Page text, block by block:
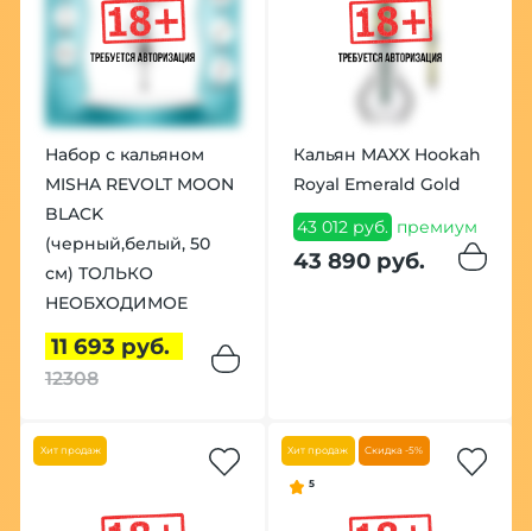
Набор с кальяном
MISHA REVOLT MOON
BLACK
(черный,белый, 50
см) ТОЛЬКО
НЕОБХОДИМОЕ
11 693 руб.
12308
Кальян MAXX Hookah
Royal Emerald Gold
43 012 руб. премиум
43 890 руб.
Хит продаж Хит продаж Скидка -5%
5